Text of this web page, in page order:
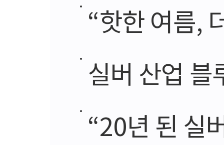
“핫한 여름,
실버 산업 블
“20년 된 실